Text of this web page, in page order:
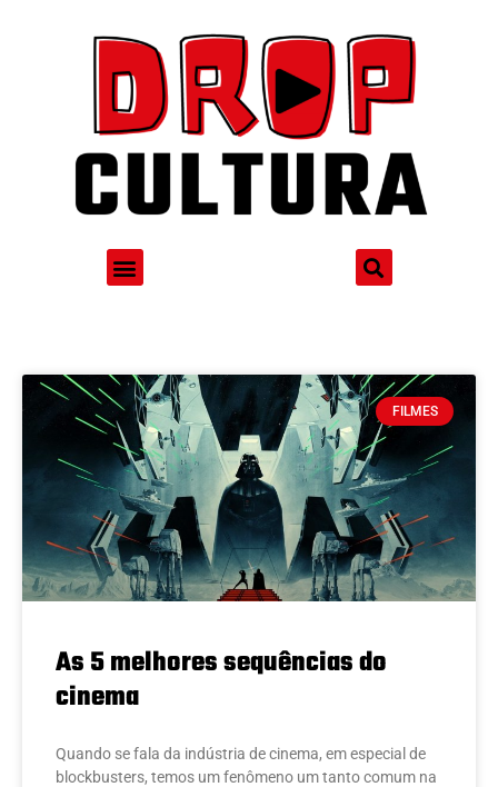
FILMES
As 5 melhores sequências do
cinema
Quando se fala da indústria de cinema, em especial de
blockbusters, temos um fenômeno um tanto comum na